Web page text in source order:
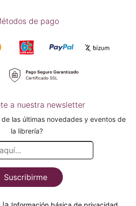
de pago
a nuestra newsletter
las últimas novedades y eventos de
la librería?
Suscribirme